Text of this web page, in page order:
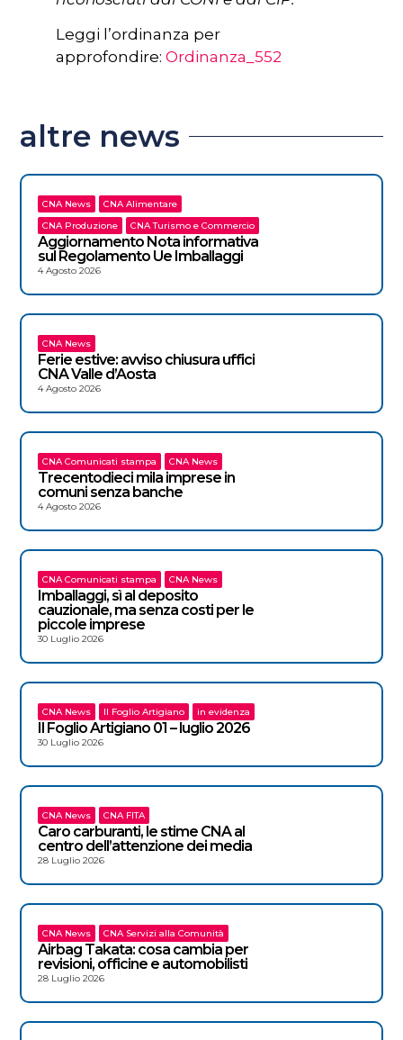
Leggi l’ordinanza per
approfondire:Ordinanza_552
altre news
CNA News
CNA Alimentare
CNA Produzione
CNA Turismo e Commercio
Aggiornamento Nota informativa
sul Regolamento Ue Imballaggi
4 Agosto 2026
CNA News
Ferie estive: avviso chiusura uffici
CNA Valle d’Aosta
4 Agosto 2026
CNA Comunicati stampa CNA News
Trecentodieci mila imprese in
comuni senza banche
4 Agosto 2026
CNA Comunicati stampa CNA News
Imballaggi, sì al deposito
cauzionale, ma senza costi per le
piccole imprese
30 Luglio 2026
CNA News Il Foglio Artigiano in evidenza
Il Foglio Artigiano 01 – luglio 2026
30 Luglio 2026
CNA News CNA FITA
Caro carburanti, le stime CNA al
centro dell’attenzione dei media
28 Luglio 2026
CNA News CNA Servizi alla Comunità
Airbag Takata: cosa cambia per
revisioni, officine e automobilisti
28 Luglio 2026